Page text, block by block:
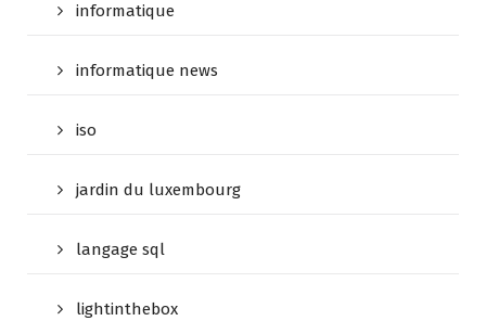
informatique
informatique news
iso
jardin du luxembourg
langage sql
lightinthebox